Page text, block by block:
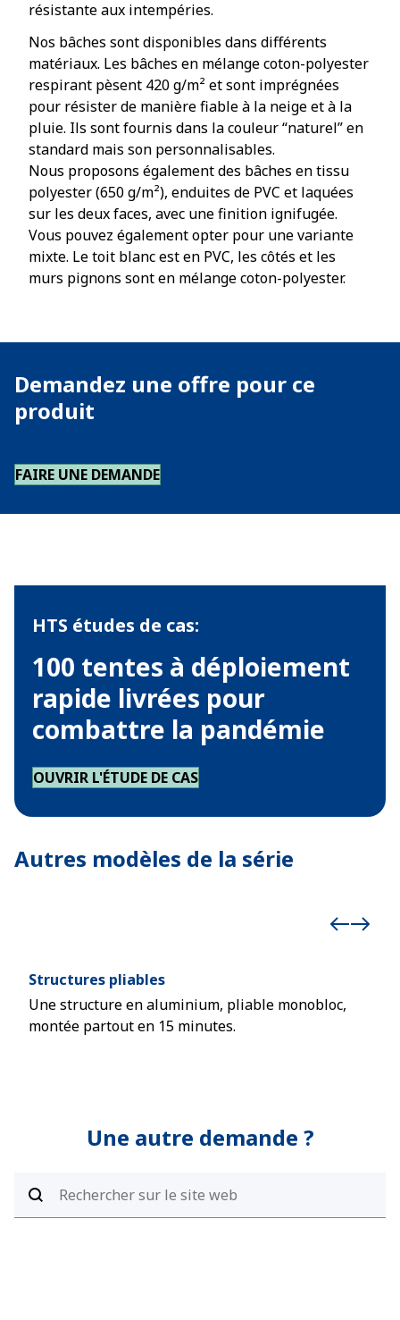
résistante aux intempéries.
Nos bâches sont disponibles dans différents
matériaux. Les bâches en mélange coton-polyester
respirant pèsent 420 g/m² et sont imprégnées
pour résister de manière fiable à la neige et à la
pluie. Ils sont fournis dans la couleur “naturel” en
standard mais son personnalisables.
Nous proposons également des bâches en tissu
polyester (650 g/m²), enduites de PVC et laquées
sur les deux faces, avec une finition ignifugée.
Vous pouvez également opter pour une variante
mixte. Le toit blanc est en PVC, les côtés et les
murs pignons sont en mélange coton-polyester.
Demandez une offre pour ce
produit
FAIRE UNE DEMANDE
HTS études de cas:
100 tentes à déploiement
rapide livrées pour
combattre la pandémie
OUVRIR L'ÉTUDE DE CAS
Autres modèles de la série
Structures pliables
Une structure en aluminium, pliable monobloc,
montée partout en 15 minutes.
Une autre demande ?